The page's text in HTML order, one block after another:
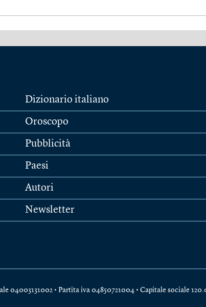
Dizionario italiano
Oroscopo
Pubblicità
Paesi
Autori
Newsletter
04003131002 • Partita iva 04850721004 • Capitale sociale